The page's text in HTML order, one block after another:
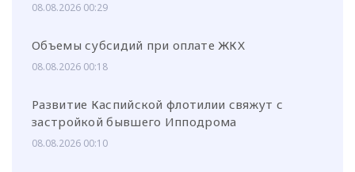
08.08.2026 00:29
Объемы субсидий при оплате ЖКХ
08.08.2026 00:18
Развитие Каспийской флотилии свяжут с
застройкой бывшего Ипподрома
08.08.2026 00:10